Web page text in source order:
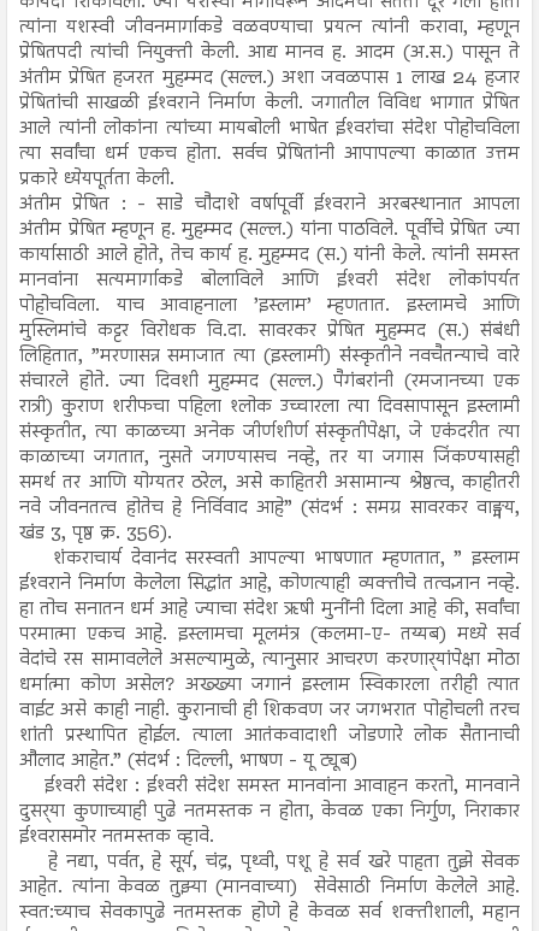
त्यांना यशस्वी जीवनमार्गाकडे वळवण्याचा प्रयत्न त्यांनी करावा, म्हणून
प्रेषितपदी त्यांची नियुक्ती केली. आद्य मानव ह. आदम (अ.स.) पासून ते
अंतीम प्रेषित हजरत मुहम्मद (सल्ल.) अशा जवळपास 1 लाख 24 हजार
प्रेषितांची साखळी ईश्‍वराने निर्माण केली. जगातील विविध भागात प्रेषित
आले त्यांनी लोकांना त्यांच्या मायबोली भाषेत ईश्‍वरांचा संदेश पोहोचविला
त्या सर्वांचा धर्म एकच होता. सर्वच प्रेषितांनी आपापल्या काळात उत्तम
प्रकारे ध्येयपूर्तता केली.
अंतीम प्रेषित : - साडे चौदाशे वर्षापूर्वी ईश्‍वराने अरबस्थानात आपला
अंतीम प्रेषित म्हणून ह. मुहम्मद (सल्ल.) यांना पाठविले. पूर्वीचे प्रेषित ज्या
कार्यासाठी आले होते, तेच कार्य ह. मुहम्मद (स.) यांनी केले. त्यांनी समस्त
मानवांना सत्यमार्गाकडे बोलाविले आणि ईश्‍वरी संदेश लोकांपर्यत
पोहोचविला. याच आवाहनाला ’इस्लाम’ म्हणतात. इस्लामचे आणि
मुस्लिमांचे कट्टर विरोधक वि.दा. सावरकर प्रेषित मुहम्मद (स.) संबंधी
लिहितात, ”मरणासन्न समाजात त्या (इस्लामी) संंस्कृतीने नवचैतन्याचे वारे
संचारले होते. ज्या दिवशी मुहम्मद (सल्ल.) पैगंबरांनी (रमजानच्या एक
रात्री) कुराण शरीफचा पहिला श्‍लोक उच्चारला त्या दिवसापासून इस्लामी
संस्कृतीत, त्या काळच्या अनेक जीर्णशीर्ण संस्कृतीपेक्षा, जे एकंदरीत त्या
काळाच्या जगतात, नुसते जगण्यासच नव्हे, तर या जगास जिंकण्यासही
समर्थ तर आणि योग्यतर ठरेल, असे काहितरी असामान्य श्रेष्ठत्व, काहीतरी
नवे जीवनतत्व होतेच हे निर्विवाद आहे” (संदर्भ : समग्र सावरकर वाङ्मय,
खंड 3, पृष्ठ क्र. 356).
शंकराचार्य देवानंद सरस्वती आपल्या भाषणात म्हणतात, ” इस्लाम
ईश्‍वराने निर्माण केलेला सिद्धांत आहे, कोणत्याही व्यक्तीचे तत्वज्ञान नव्हे.
हा तोच सनातन धर्म आहे ज्याचा संदेश ऋषी मुनींनी दिला आहे की, सर्वांचा
परमात्मा एकच आहे. इस्लामचा मूलमंत्र (कलमा-ए- तय्यब) मध्ये सर्व
वेदांचे रस सामावलेले असल्यामुळे, त्यानुसार आचरण करणार्‍यांपेक्षा मोठा
धर्मात्मा कोण असेल? अख्ख्या जगानं इस्लाम स्विकारला तरीही त्यात
वाईट असे काही नाही. कुरानाची ही शिकवण जर जगभरात पोहोचली तरच
शांती प्रस्थापित होईल. त्याला आतंकवादाशी जोडणारे लोक सैतानाची
औलाद आहेत.” (संदर्भ : दिल्ली, भाषण - यू ट्यूब)
ईश्‍वरी संदेश : ईश्‍वरी संदेश समस्त मानवांना आवाहन करतो, मानवाने
दुसर्‍या कुणाच्याही पुढे नतमस्तक न होता, केवळ एका निर्गुण, निराकार
ईश्‍वरासमोर नतमस्तक व्हावे.
हे नद्या, पर्वत, हे सूर्य, चंद्र, पृथ्वी, पशू हे सर्व खरे पाहता तुझे सेवक
आहेत. त्यांना केवळ तुझ्या (मानवाच्या) सेवेसाठी निर्माण केलेले आहे.
स्वत:च्याच सेवकापुढे नतमस्तक होणे हे केवळ सर्व शक्तीशाली, महान